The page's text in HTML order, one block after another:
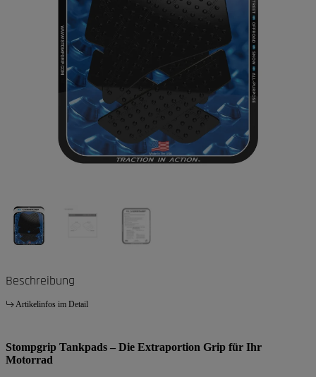
Beschreibung
Artikelinfos im Detail
Stompgrip Tankpads – Die Extraportion Grip für Ihr
Motorrad